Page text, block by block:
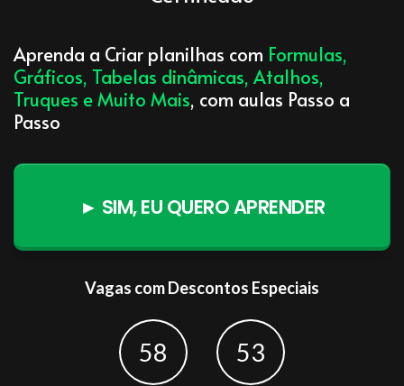
Aprenda a Criar planilhas com Formulas,
Gráficos, Tabelas dinâmicas, Atalhos,
Truques e Muito Mais, com aulas Passo a
Passo
► SIM, EU QUERO APRENDER
Vagas com Descontos Especiais
58 51